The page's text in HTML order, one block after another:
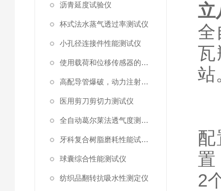
沥青延度试验仪
杯式法水蒸气透过率测试仪
小孔径连接件性能测试仪
使用载荷和位移传感器的塑料高速穿刺特性测试仪
高配导管爆破，动力注射中流量及压力测试仪
医用剪刀剪切力测试仪
全自动葛尔莱法透气度测试仪
牙科复合树脂磨耗性能试验仪
球囊综合性能测试仪
纺织品翻转抗吸水性测定仪
立
全
瓦
站
配
置
2